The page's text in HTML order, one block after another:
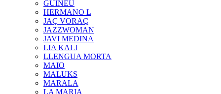
GUINEU
HERMANO L
JAÇ VORAÇ
JAZZWOMAN
JAVI MEDINA
LIA KALI
LLENGUA MORTA
MAIO
MALUKS
MARALA
LA MARIA